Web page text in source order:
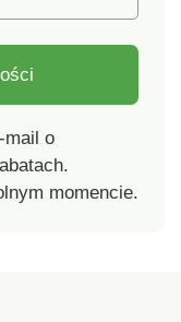
mail o
momencie.